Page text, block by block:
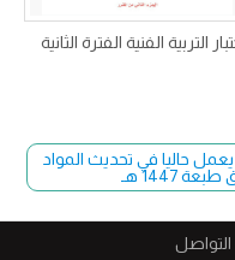
التربية الفنية الفترة الثانية
حاليا في تحديث المواد
1447 هـ